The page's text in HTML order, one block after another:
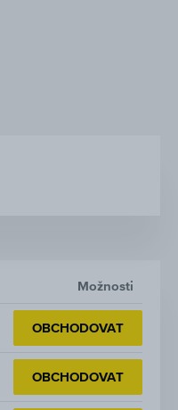
Možnosti
OBCHODOVAT
OBCHODOVAT